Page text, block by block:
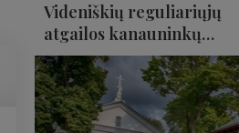
Videniškių reguliariųjų
atgailos kanauninkų
(baltųjų Augustinų)
vienuolynas ir muziejus